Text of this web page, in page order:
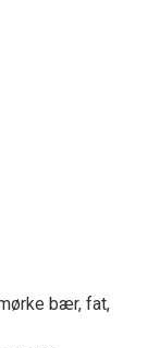
bær, fat,